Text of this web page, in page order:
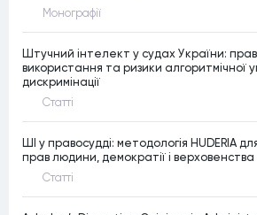
Монографiї
Штучний інтелект у судах України:
використання та ризики алгоритмічної
дискримінації
Статтi
ШІ у правосудді: методологія HUDERIA
прав людини, демократії і
Статтi